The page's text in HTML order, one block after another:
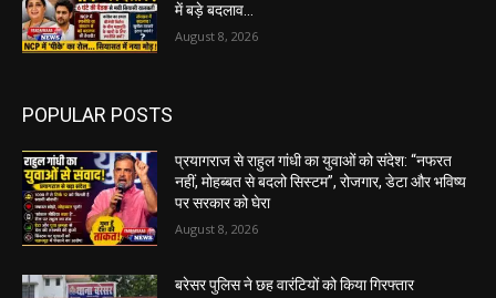
में बड़े बदलाव...
August 8, 2026
POPULAR POSTS
प्रयागराज से राहुल गांधी का युवाओं को संदेश: “नफरत
नहीं, मोहब्बत से बदलो सिस्टम”, रोजगार, डेटा और भविष्य
पर सरकार को घेरा
August 8, 2026
बरेसर पुलिस ने छह वारंटियों को किया गिरफ्तार